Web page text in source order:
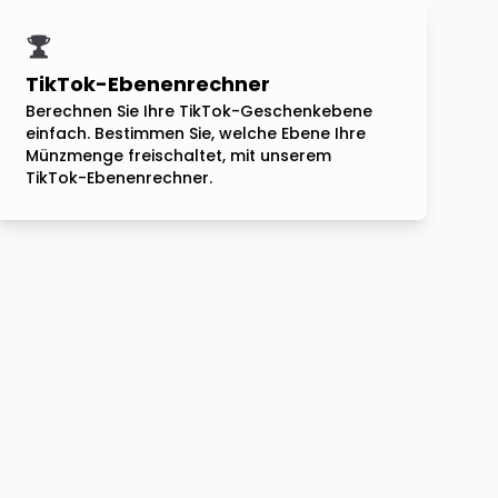
TikTok-Ebenenrechner
Berechnen Sie Ihre TikTok-Geschenkebene
einfach. Bestimmen Sie, welche Ebene Ihre
Münzmenge freischaltet, mit unserem
TikTok-Ebenenrechner.